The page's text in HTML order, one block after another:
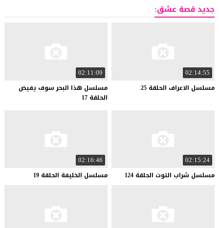
جديد قصة عشق:
02:14:55
مسلسل الاعراف الحلقة 25
02:11:09
مسلسل هذا البحر سوف يفيض
الحلقة 17
02:15:24
مسلسل شراب التوت الحلقة 124
02:16:46
مسلسل الخليفة الحلقة 19